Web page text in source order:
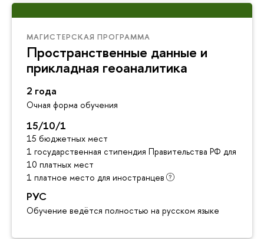
МАГИСТЕРСКАЯ ПРОГРАММА
Пространственные данные и
прикладная геоаналитика
2 года
Очная форма обучения
15/10/1
15 бюджетных мест
1 государственная стипендия Правительства РФ для
10 платных мест
1 платное место для иностранцев
РУС
Обучение ведётся полностью на русском языке